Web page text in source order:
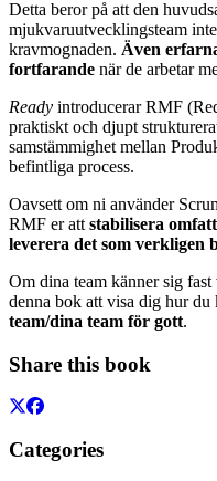
Detta beror på att den
mjukvaruutvecklingsteam
kravmognaden. Även
fortfarande när de arbetar
Ready introducerar RMF
praktiskt och djupt
samstämmighet mellan
befintliga process.
Oavsett om ni använder
RMF er att stabilisera
leverera det som verkligen
Om dina team känner sig
denna bok att visa dig hur du
team/dina team för gott.
Share this book
Categories